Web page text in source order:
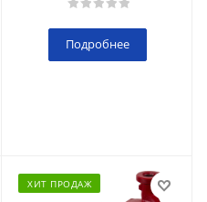
Подробнее
ХИТ ПРОДАЖ